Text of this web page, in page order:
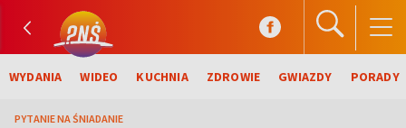
WYDANIA WIDEO KUCHNIA ZDROWIE GWIAZDY PORADY
PYTANIE NA ŚNIADANIE